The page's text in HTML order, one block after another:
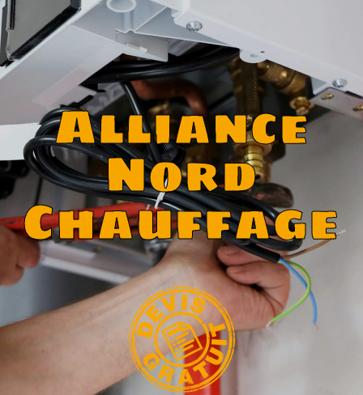
Alliance
Nord
Chauffage